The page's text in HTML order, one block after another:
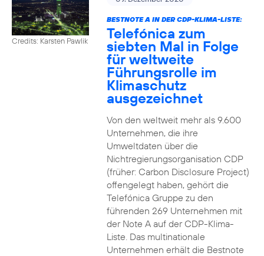
Credits: Karsten Pawlik
BESTNOTE A IN DER CDP-KLIMA-LISTE:
Telefónica zum
siebten Mal in Folge
für weltweite
Führungsrolle im
Klimaschutz
ausgezeichnet
Von den weltweit mehr als 9.600
Unternehmen, die ihre
Umweltdaten über die
Nichtregierungsorganisation CDP
(früher: Carbon Disclosure Project)
offengelegt haben, gehört die
Telefónica Gruppe zu den
führenden 269 Unternehmen mit
der Note A auf der CDP-Klima-
Liste. Das multinationale
Unternehmen erhält die Bestnote